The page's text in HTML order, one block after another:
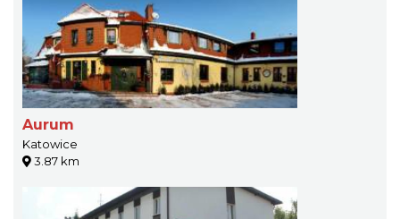
Aurum
Katowice
3.87 km